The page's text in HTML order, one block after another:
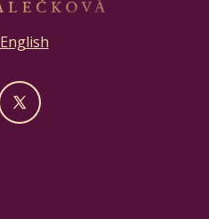
English